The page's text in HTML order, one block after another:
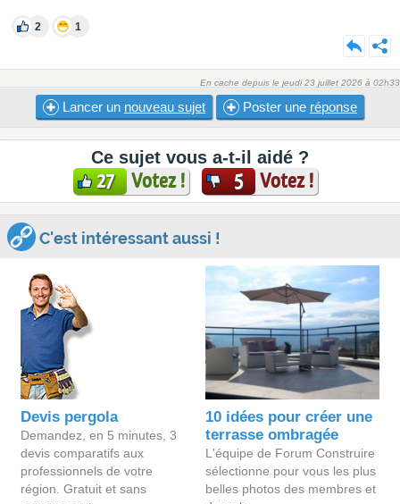
2 1
En cache depuis le jeudi 23 juillet 2026 à 02h33
Lancer un nouveau sujet Poster une réponse
Ce sujet vous a-t-il aidé ?
27 Votez ! 5 Votez !
C'est intéressant aussi !
Devis pergola
Demandez, en 5 minutes, 3
devis comparatifs aux
professionnels de votre
région. Gratuit et sans
10 idées pour créer une
terrasse ombragée
L'équipe de Forum Construire
sélectionne pour vous les plus
belles photos des membres et